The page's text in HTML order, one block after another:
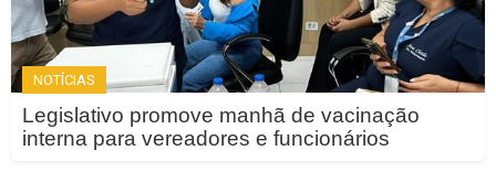
NOTÍCIAS
Legislativo promove manhã de vacinação
interna para vereadores e funcionários